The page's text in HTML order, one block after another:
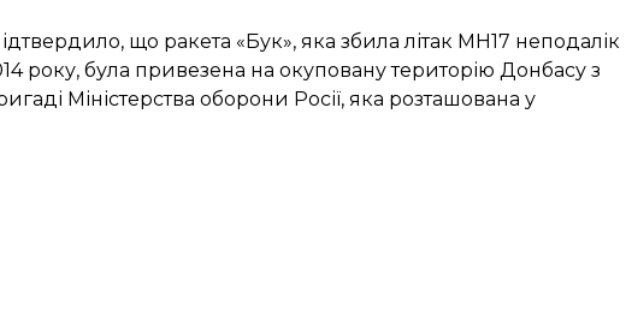
, що ракета «Бук», яка збила літак MH17 неподалік
року, була привезена на окуповану територію Донбасу з
Міністерства оборони Росії, яка розташована у